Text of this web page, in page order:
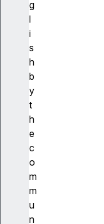
g
l
i
s
h
b
y
t
h
e
c
o
m
m
u
n